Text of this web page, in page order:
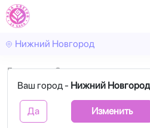
Нижний Новгород
Ваш город - Нижний Новгород
Да Изменить
Главная
С цветами
Коробка цветов с